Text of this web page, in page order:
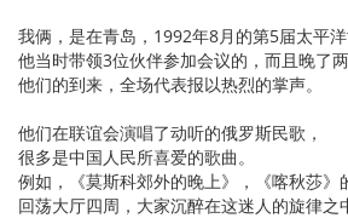
我俩，是在青岛，1992年8月的第5届太平洋
他当时带领3位伙伴参加会议的，而且晚了
他们的到来，全场代表报以热烈的掌声。
他们在联谊会演唱了动听的俄罗斯民歌，
很多是中国人民所喜爱的歌曲。
例如，《莫斯科郊外的晚上》，《喀秋莎》
回荡大厅四周，大家沉醉在这迷人的旋律之